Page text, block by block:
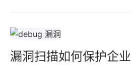
漏洞扫描如何保护企